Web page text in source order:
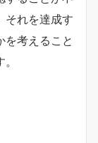
それを達成す
を考えること